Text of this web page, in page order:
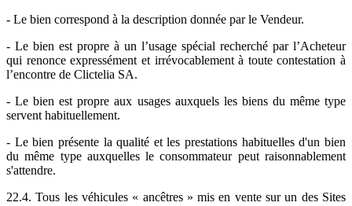
- Le bien correspond à la description donnée par le Vendeur.
- Le bien est propre à un l’usage spécial recherché par l’Acheteur
qui renonce expressément et irrévocablement à toute contestation à
l’encontre de Clictelia SA.
- Le bien est propre aux usages auxquels les biens du même type
servent habituellement.
- Le bien présente la qualité et les prestations habituelles d'un bien
du même type auxquelles le consommateur peut raisonnablement
s'attendre.
22.4. Tous les véhicules « ancêtres » mis en vente sur un des Sites